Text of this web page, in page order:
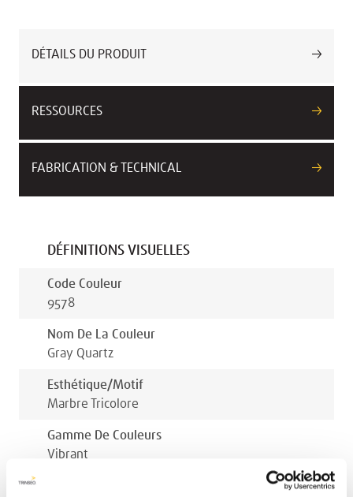
DÉTAILS DU PRODUIT
RESSOURCES
FABRICATION & TECHNICAL
DÉFINITIONS VISUELLES
Code Couleur
9578
Nom De La Couleur
Gray Quartz
Esthétique/motif
Marbre Tricolore
Gamme De Couleurs
Vibrant